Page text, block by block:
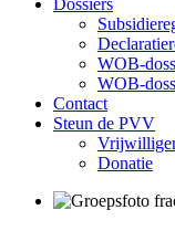
Dossiers
WOB-
WOB-
Contact
Steun de PVV
Donatie